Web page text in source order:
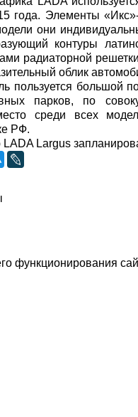
года. Элементы
они
контуры
радиаторной
облик
пользуется большой
парков, по
среди всех
РФ.
Largus
функционирования